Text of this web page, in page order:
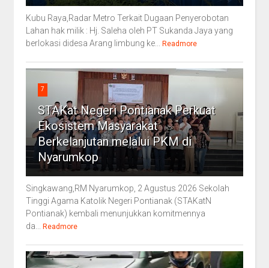
Kubu Raya,Radar Metro Terkait Dugaan Penyerobotan
Lahan hak milik : Hj. Saleha oleh PT Sukanda Jaya yang
berlokasi didesa Arang limbung ke...
Readmore
7
STAKat Negeri Pontianak Perkuat
Ekosistem Masyarakat
Berkelanjutan melalui PKM di
Nyarumkop
Singkawang,RM Nyarumkop, 2 Agustus 2026 Sekolah
Tinggi Agama Katolik Negeri Pontianak (STAKatN
Pontianak) kembali menunjukkan komitmennya
da...
Readmore